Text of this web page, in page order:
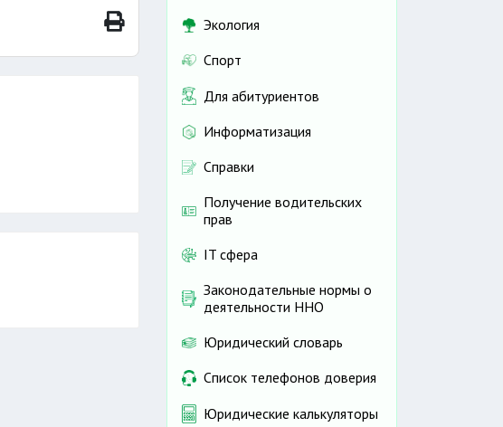
Экология
Спорт
Для абитуриентов
Информатизация
Справки
Получение водительских
прав
IT сфера
Законодательные нормы о
деятельности ННО
Юридический словарь
Список телефонов доверия
Юридические калькуляторы